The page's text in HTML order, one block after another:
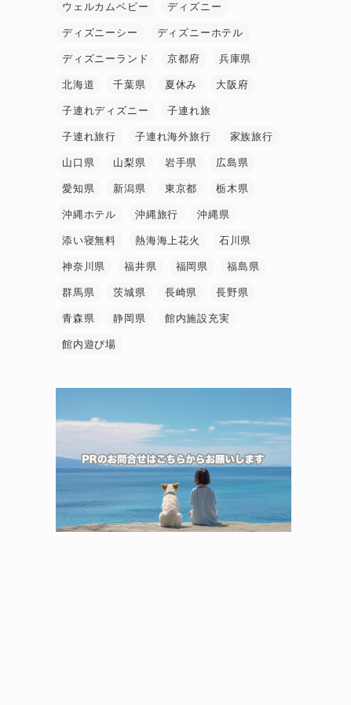
ウェルカムベビー ディズニー
ディズニーシー ディズニーホテル
ディズニーランド 京都府 兵庫県
北海道 千葉県 夏休み 大阪府
子連れディズニー 子連れ旅
子連れ旅行 子連れ海外旅行 家族旅行
山口県 山梨県 岩手県 広島県
愛知県 新潟県 東京都 栃木県
沖縄ホテル 沖縄旅行 沖縄県
添い寝無料 熱海海上花火 石川県
神奈川県 福井県 福岡県 福島県
群馬県 茨城県 長崎県 長野県
青森県 静岡県 館内施設充実
館内遊び場